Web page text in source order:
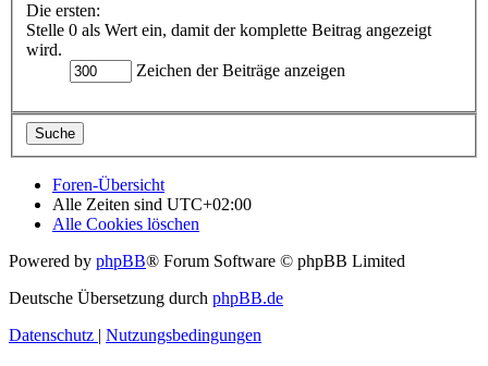
Die ersten:
Stelle 0 als Wert ein, damit der komplette Beitrag angezeigt
wird.
Zeichen der Beiträge anzeigen
Foren-Übersicht
Alle Zeiten sind UTC+02:00
Alle Cookies löschen
Powered by phpBB® Forum Software © phpBB Limited
Deutsche Übersetzung durch phpBB.de
Datenschutz | Nutzungsbedingungen